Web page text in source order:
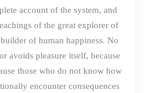
account of the system, and
of the great explorer of
of human happiness. No
avoids pleasure itself, because
those who do not know how
encounter consequences